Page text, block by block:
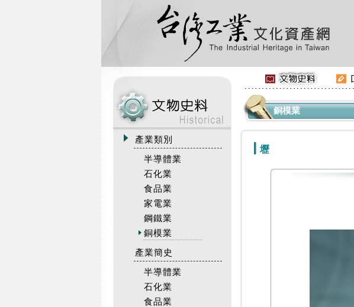
:::
產業類別
半導體業
石化業
食品業
家電業
鋼鐵業
銅模業
產業簡史
半導體業
石化業
食品業
銅模業
壢